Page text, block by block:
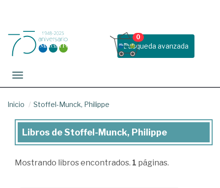
Busqueda avanzada
0
Toggle navigation
Inicio Stoffel-Munck, Philippe
Libros
Stoffel-
Libros de Stoffel-Munck, Philippe
Mostrando libros encontrados. 1 páginas.